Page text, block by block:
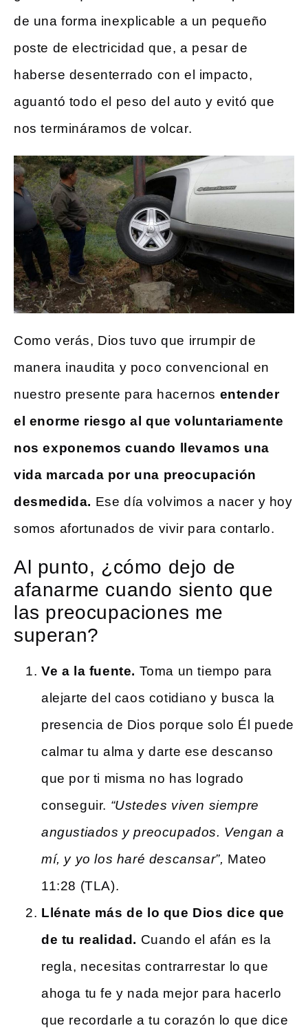
de una forma inexplicable a un pequeño
poste de electricidad que, a pesar de
haberse desenterrado con el impacto,
aguantó todo el peso del auto y evitó que
nos termináramos de volcar.
Como verás, Dios tuvo que irrumpir de
manera inaudita y poco convencional en
nuestro presente para hacernos entender
el enorme riesgo al que voluntariamente
nos exponemos cuando llevamos una
vida marcada por una preocupación
desmedida. Ese día volvimos a nacer y hoy
somos afortunados de vivir para contarlo.
Al punto, ¿cómo dejo de
afanarme cuando siento que
las preocupaciones me
superan?
Ve a la fuente. Toma un tiempo para
alejarte del caos cotidiano y busca la
presencia de Dios porque solo Él puede
calmar tu alma y darte ese descanso
que por ti misma no has logrado
conseguir. “Ustedes viven siempre
angustiados y preocupados. Vengan a
mí, y yo los haré descansar”, Mateo
11:28 (TLA).
Llénate más de lo que Dios dice que
de tu realidad. Cuando el afán es la
regla, necesitas contrarrestar lo que
ahoga tu fe y nada mejor para hacerlo
que recordarle a tu corazón lo que dice